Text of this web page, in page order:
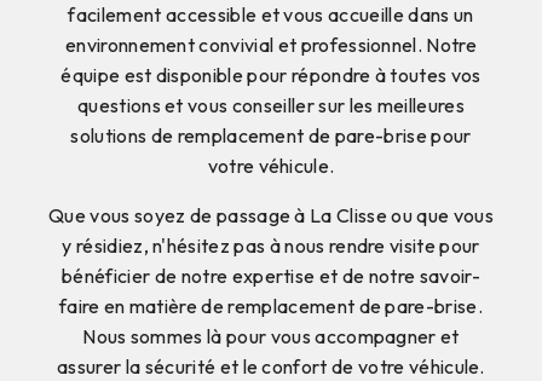
facilement accessible et vous accueille dans un
environnement convivial et professionnel. Notre
équipe est disponible pour répondre à toutes vos
questions et vous conseiller sur les meilleures
solutions de remplacement de pare-brise pour
votre véhicule.
Que vous soyez de passage à La Clisse ou que vous
y résidiez, n'hésitez pas à nous rendre visite pour
bénéficier de notre expertise et de notre savoir-
faire en matière de remplacement de pare-brise.
Nous sommes là pour vous accompagner et
assurer la sécurité et le confort de votre véhicule.